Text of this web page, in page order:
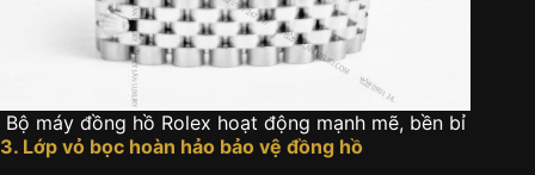
Bộ máy đồng hồ Rolex hoạt động mạnh mẽ, bền bỉ
3. Lớp vỏ bọc hoàn hảo bảo vệ đồng hồ